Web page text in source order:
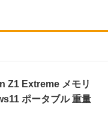
Z1 Extreme メモリ
ポータブル 重量